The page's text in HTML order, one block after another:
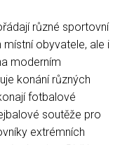
různé sportovní
místní obyvatele, ale i
moderním
konání různých
fotbalové
soutěže pro
extrémních